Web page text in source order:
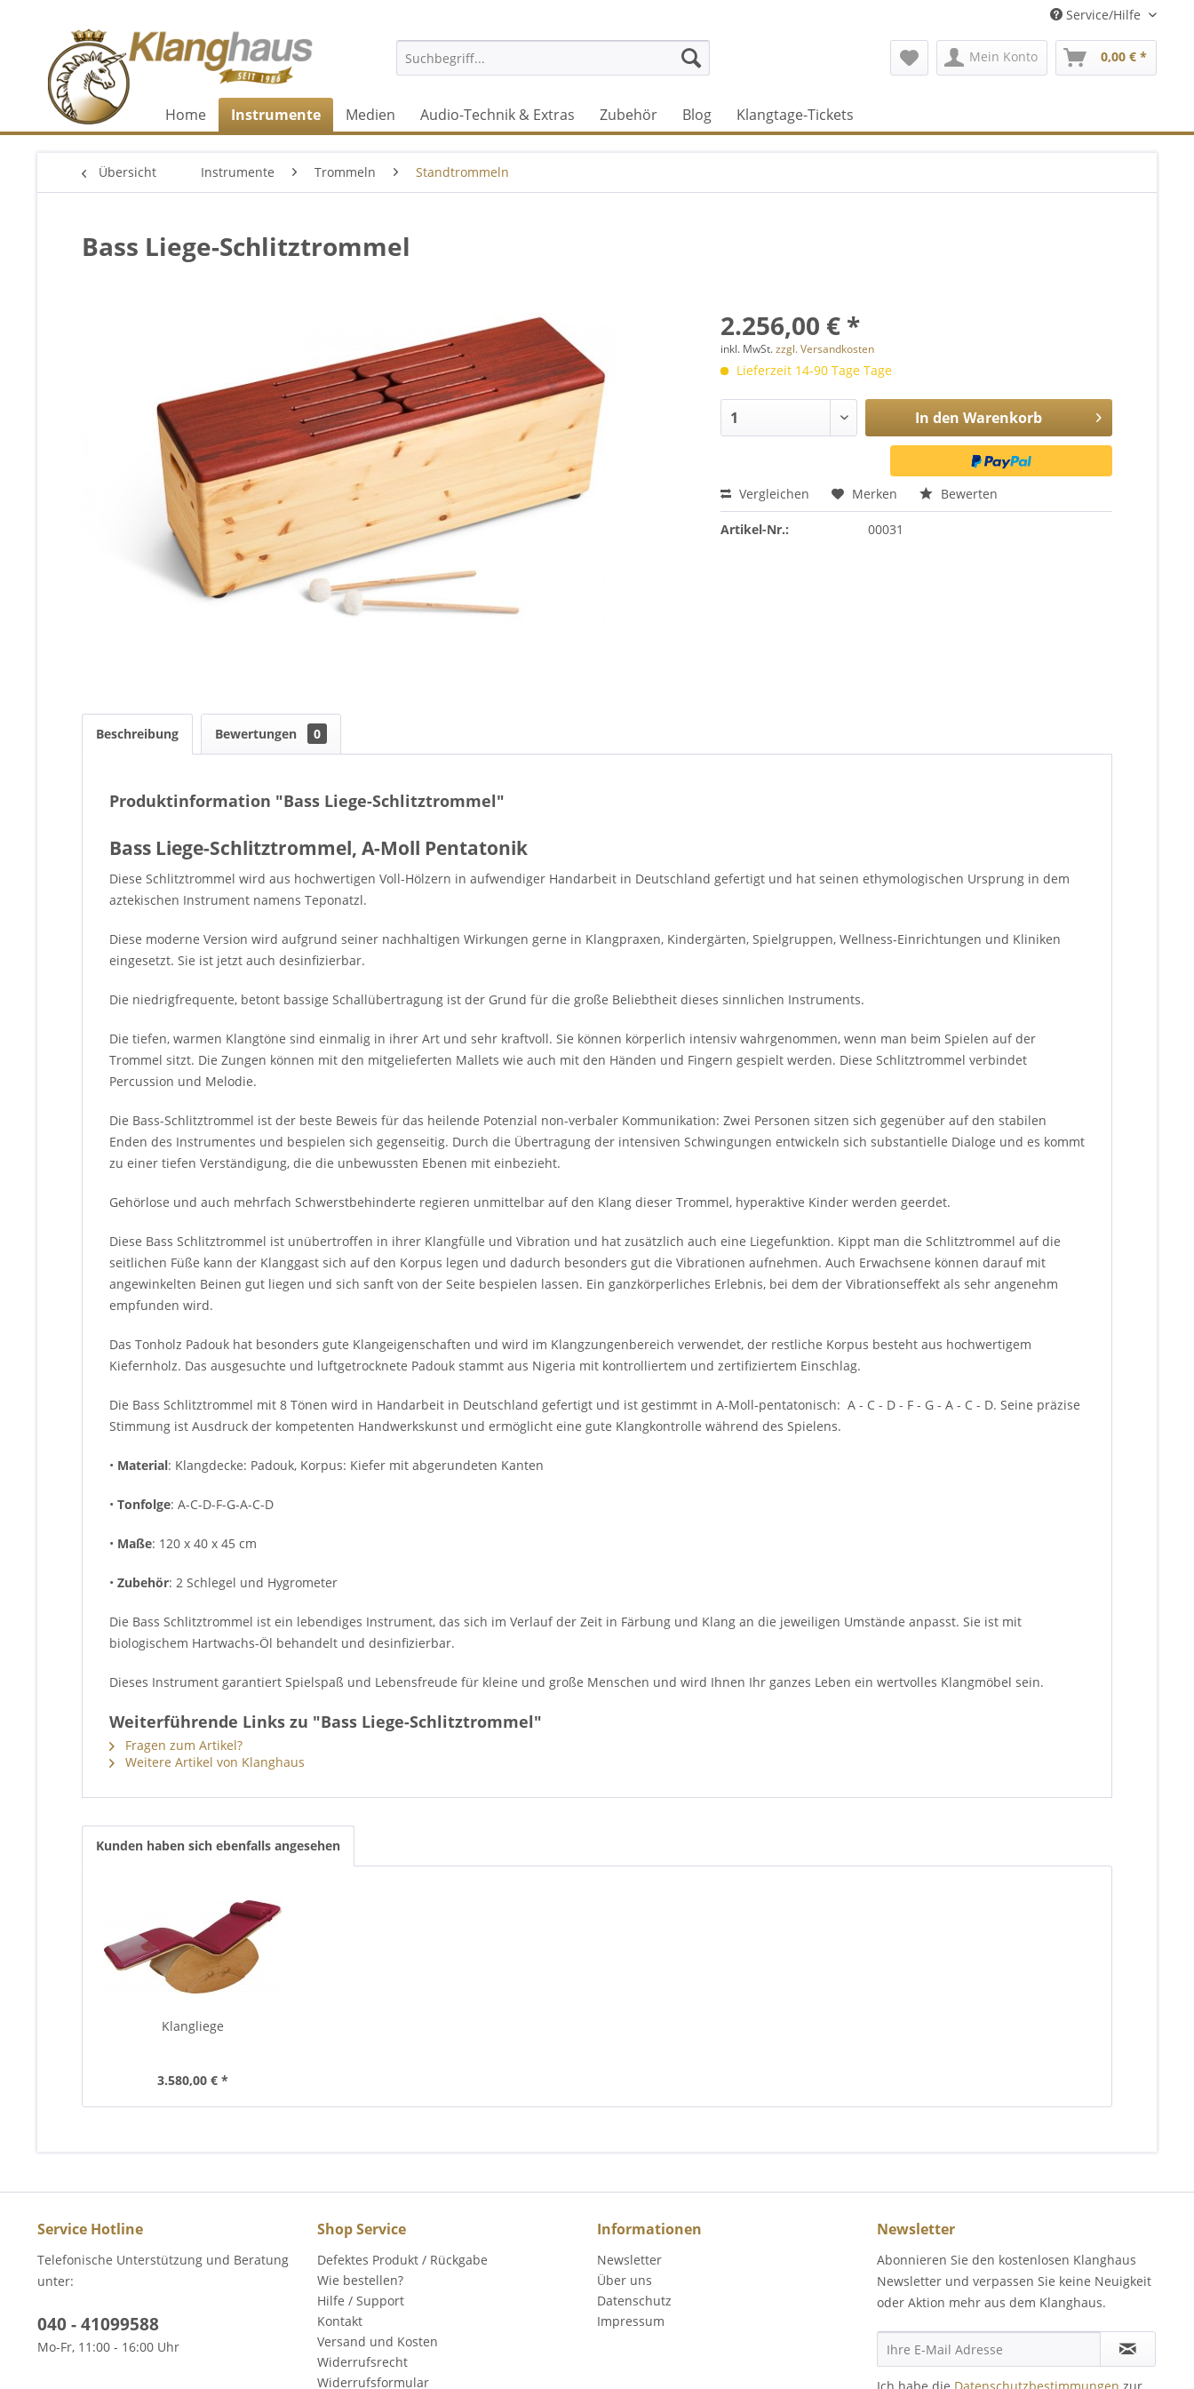
Service/Hilfe
Mein Konto 0,00 € *
Home Instrumente Medien Audio-Technik & Extras Zubehör Blog Klangtage-Tickets
Übersicht Instrumente Trommeln Standtrommeln
Bass Liege-Schlitztrommel
2.256,00 € *
inkl. MwSt.zzgl. Versandkosten
Lieferzeit 14-90 Tage Tage
In den Warenkorb
Vergleichen Merken Bewerten
Artikel-Nr.: 00031
Beschreibung Bewertungen 0
Produktinformation "Bass Liege-Schlitztrommel"
Bass Liege-Schlitztrommel, A-Moll Pentatonik
Diese Schlitztrommel wird aus hochwertigen Voll-Hölzern in aufwendiger Handarbeit in Deutschland gefertigt und hat seinen ethymologischen Ursprung in dem
aztekischen Instrument namens Teponatzl.
Diese moderne Version wird aufgrund seiner nachhaltigen Wirkungen gerne in Klangpraxen, Kindergärten, Spielgruppen, Wellness-Einrichtungen und Kliniken
eingesetzt. Sie ist jetzt auch desinfizierbar.
Die niedrigfrequente, betont bassige Schallübertragung ist der Grund für die große Beliebtheit dieses sinnlichen Instruments.
Die tiefen, warmen Klangtöne sind einmalig in ihrer Art und sehr kraftvoll. Sie können körperlich intensiv wahrgenommen, wenn man beim Spielen auf der
Trommel sitzt. Die Zungen können mit den mitgelieferten Mallets wie auch mit den Händen und Fingern gespielt werden. Diese Schlitztrommel verbindet
Percussion und Melodie.
Die Bass-Schlitztrommel ist der beste Beweis für das heilende Potenzial non-verbaler Kommunikation: Zwei Personen sitzen sich gegenüber auf den stabilen
Enden des Instrumentes und bespielen sich gegenseitig. Durch die Übertragung der intensiven Schwingungen entwickeln sich substantielle Dialoge und es kommt
zu einer tiefen Verständigung, die die unbewussten Ebenen mit einbezieht.
Gehörlose und auch mehrfach Schwerstbehinderte regieren unmittelbar auf den Klang dieser Trommel, hyperaktive Kinder werden geerdet.
Diese Bass Schlitztrommel ist unübertroffen in ihrer Klangfülle und Vibration und hat zusätzlich auch eine Liegefunktion. Kippt man die Schlitztrommel auf die
seitlichen Füße kann der Klanggast sich auf den Korpus legen und dadurch besonders gut die Vibrationen aufnehmen. Auch Erwachsene können darauf mit
angewinkelten Beinen gut liegen und sich sanft von der Seite bespielen lassen. Ein ganzkörperliches Erlebnis, bei dem der Vibrationseffekt als sehr angenehm
empfunden wird.
Das Tonholz Padouk hat besonders gute Klangeigenschaften und wird im Klangzungenbereich verwendet, der restliche Korpus besteht aus hochwertigem
Kiefernholz. Das ausgesuchte und luftgetrocknete Padouk stammt aus Nigeria mit kontrolliertem und zertifiziertem Einschlag.
Die Bass Schlitztrommel mit 8 Tönen wird in Handarbeit in Deutschland gefertigt und ist gestimmt in A-Moll-pentatonisch: A - C - D - F - G - A - C - D. Seine präzise
Stimmung ist Ausdruck der kompetenten Handwerkskunst und ermöglicht eine gute Klangkontrolle während des Spielens.
• Material: Klangdecke: Padouk, Korpus: Kiefer mit abgerundeten Kanten
• Tonfolge: A-C-D-F-G-A-C-D
• Maße: 120 x 40 x 45 cm
• Zubehör: 2 Schlegel und Hygrometer
Die Bass Schlitztrommel ist ein lebendiges Instrument, das sich im Verlauf der Zeit in Färbung und Klang an die jeweiligen Umstände anpasst. Sie ist mit
biologischem Hartwachs-Öl behandelt und desinfizierbar.
Dieses Instrument garantiert Spielspaß und Lebensfreude für kleine und große Menschen und wird Ihnen Ihr ganzes Leben ein wertvolles Klangmöbel sein.
Weiterführende Links zu "Bass Liege-Schlitztrommel"
Fragen zum Artikel?
Weitere Artikel von Klanghaus
Kunden haben sich ebenfalls angesehen
Klangliege
3.580,00 € *
Service Hotline
Telefonische Unterstützung und Beratung
unter:
040 - 41099588
Mo-Fr, 11:00 - 16:00 Uhr
Shop Service
Defektes Produkt / Rückgabe
Wie bestellen?
Hilfe / Support
Kontakt
Versand und Kosten
Widerrufsrecht
Widerrufsformular
Informationen
Newsletter
Über uns
Datenschutz
Impressum
Newsletter
Abonnieren Sie den kostenlosen Klanghaus
Newsletter und verpassen Sie keine Neuigkeit
oder Aktion mehr aus dem Klanghaus.